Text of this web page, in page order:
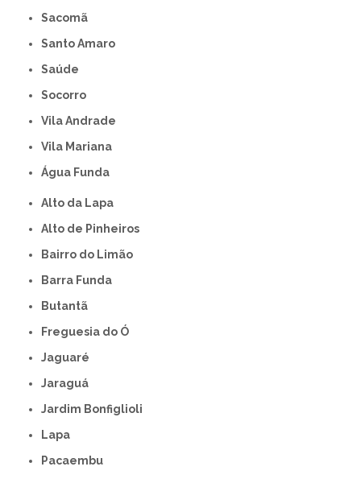
Sacomã
Santo Amaro
Saúde
Socorro
Vila Andrade
Vila Mariana
Água Funda
Alto da Lapa
Alto de Pinheiros
Bairro do Limão
Barra Funda
Butantã
Freguesia do Ó
Jaguaré
Jaraguá
Jardim Bonfiglioli
Lapa
Pacaembu